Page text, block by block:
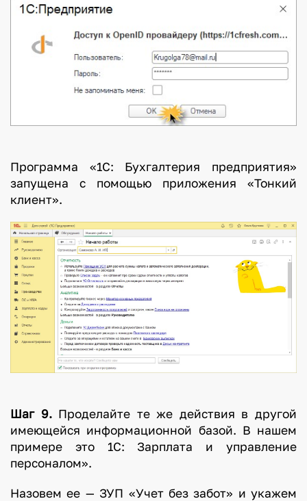
Программа «1С: Бухгалтерия предприятия»
запущена с помощью приложения «Тонкий
клиент».
Шаг 9.Проделайте те же действия в другой
имеющейся информационной базой. В нашем
примере это 1С: Зарплата и управление
персоналом».
Назовем ее — ЗУП «Учет без забот» и укажем